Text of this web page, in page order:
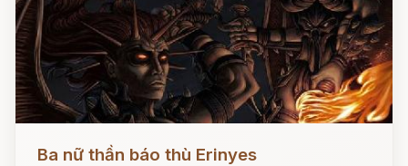
Ba nữ thần báo thù Erinyes